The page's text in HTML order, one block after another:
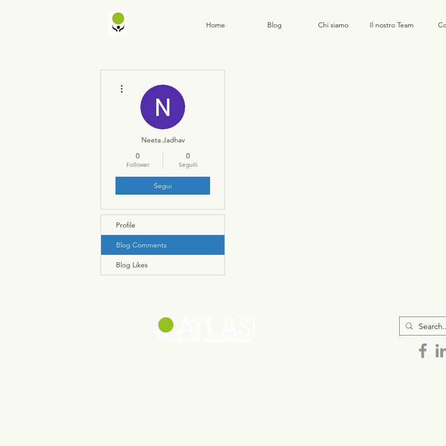
Home Blog Chi siamo Il nostro Team
Neeta Jadhav
0
Follower
0
Seguiti
Segui
Profile
Blog Comments
Blog Likes